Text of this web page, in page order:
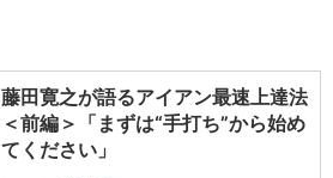
藤田寛之が語るアイアン最速上達法
＜前編＞「まずは“手打ち”から始め
てください」